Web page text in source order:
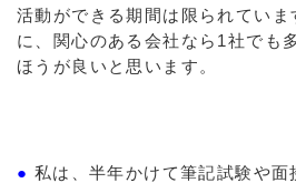
活動ができる期間は限られていま
に、関心のある会社なら1社でも
ほうが良いと思います。
● 私は、半年かけて筆記試験や面